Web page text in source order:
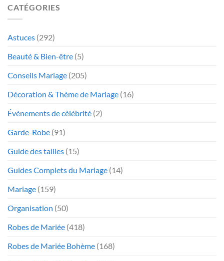
CATÉGORIES
Astuces (292)
Beauté & Bien-être (5)
Conseils Mariage (205)
Décoration & Thème de Mariage (16)
Événements de célébrité (2)
Garde-Robe (91)
Guide des tailles (15)
Guides Complets du Mariage (14)
Mariage (159)
Organisation (50)
Robes de Mariée (418)
Robes de Mariée Bohème (168)